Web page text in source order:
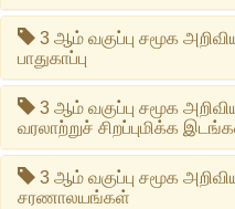
3 ஆம் வகுப்பு சமூக
பாதுகாப்பு
3 ஆம் வகுப்பு சமூக
வரலாற்றுச் சிறப்புமிக்க
3 ஆம் வகுப்பு சமூக
சரணாலயங்கள்